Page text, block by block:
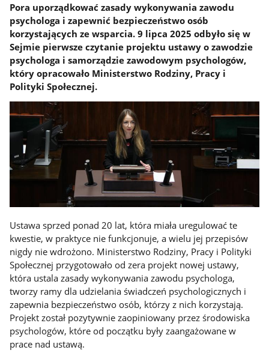
Pora uporządkować zasady wykonywania zawodu
psychologa i zapewnić bezpieczeństwo osób
korzystających ze wsparcia. 9 lipca 2025 odbyło się w
Sejmie pierwsze czytanie projektu ustawy o zawodzie
psychologa i samorządzie zawodowym psychologów,
który opracowało Ministerstwo Rodziny, Pracy i
Polityki Społecznej.
Ustawa sprzed ponad 20 lat, która miała uregulować te
kwestie, w praktyce nie funkcjonuje, a wielu jej przepisów
nigdy nie wdrożono. Ministerstwo Rodziny, Pracy i Polityki
Społecznej przygotowało od zera projekt nowej ustawy,
która ustala zasady wykonywania zawodu psychologa,
tworzy ramy dla udzielania świadczeń psychologicznych i
zapewnia bezpieczeństwo osób, którzy z nich korzystają.
Projekt został pozytywnie zaopiniowany przez środowiska
psychologów, które od początku były zaangażowane w
prace nad ustawą.